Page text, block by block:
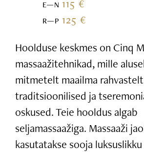
E—N115 €
R—P125 €
Hoolduse keskmes on Cinq
massaažitehnikad, mille
mitmetelt maailma
traditsioonilised ja
oskused. Teie hooldus algab
seljamassaažiga. Massaaži
kasutatakse sooja